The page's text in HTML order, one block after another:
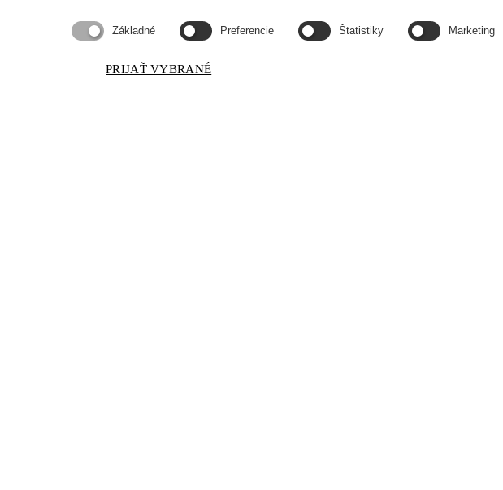
Stavba grilov a pizza pecí
Horiaci oheň môže prinášať teplo, príjemnú atmosféru, ale aj gurmánske zážitky priamo u
Základné Preferencie Štatistiky Marketing
PRIJAŤ VYBRANÉ